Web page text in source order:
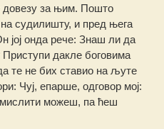
довезу за њим. Пошто
на судилишту, и пред њега
јој онда рече: Знаш ли да
дакле боговима
те не бих ставио на љуте
Чуј, епарше, одговор мој:
можеш, па ћеш